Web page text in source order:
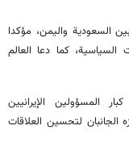
السعودية واليمن، مؤكدا
السياسية، كما دعا العالم
المسؤولين الإيرانيين
الجانبان لتحسين العلاقات